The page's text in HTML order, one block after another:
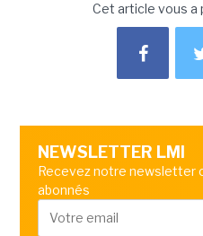
Cet article vous a
NEWSLETTER LMI
Recevez notre newsletter
abonnés